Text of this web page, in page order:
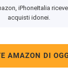
iPhoneItalia
acquisti idonei.
AMAZON DI